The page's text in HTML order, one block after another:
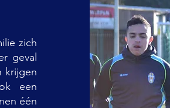
zich
geval
krijgen
een
één